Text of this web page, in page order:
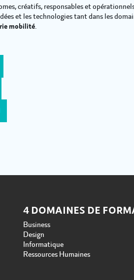
créatifs, responsables et
et les technologies tant dans les
mobilité.
4 DOMAINES DE
Business
Design
Informatique
Ressources Humaines